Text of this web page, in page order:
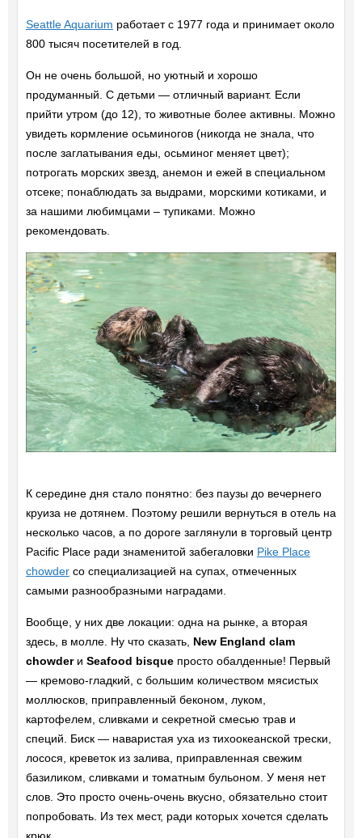
Seattle Aquarium работает с 1977 года и принимает около
800 тысяч посетителей в год.
Он не очень большой, но уютный и хорошо
продуманный. С детьми — отличный вариант. Если
прийти утром (до 12), то животные более активны. Можно
увидеть кормление осьминогов (никогда не знала, что
после заглатывания еды, осьминог меняет цвет);
потрогать морских звезд, анемон и ежей в специальном
отсеке; понаблюдать за выдрами, морскими котиками, и
за нашими любимцами – тупиками. Можно
рекомендовать.
К середине дня стало понятно: без паузы до вечернего
круиза не дотянем. Поэтому решили вернуться в отель на
несколько часов, а по дороге заглянули в торговый центр
Pacific Place ради знаменитой забегаловки Pike Place
chowderсо специализацией на супах, отмеченных
самыми разнообразными наградами.
Вообще, у них две локации: одна на рынке, а вторая
здесь, в молле. Ну что сказать, New England clam
chowderи Seafood bisqueпросто обалденные! Первый
— кремово-гладкий, с большим количеством мясистых
моллюсков, приправленный беконом, луком,
картофелем, сливками и секретной смесью трав и
специй. Биск — наваристая уха из тихоокеанской трески,
лосося, креветок из залива, приправленная свежим
базиликом, сливками и томатным бульоном. У меня нет
слов. Это просто очень-очень вкусно, обязательно стоит
попробовать. Из тех мест, ради которых хочется сделать